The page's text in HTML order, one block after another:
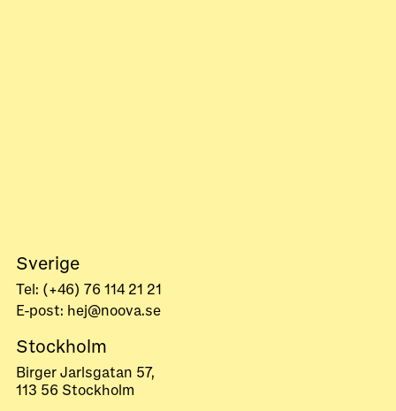
Sverige
Tel: (+46) 76 114 21 21
E-post: hej@noova.se
Stockholm
Birger Jarlsgatan 57,
113 56 Stockholm